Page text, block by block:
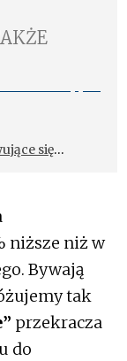
się
niższe niż w
Bywają
tak
przekracza
do